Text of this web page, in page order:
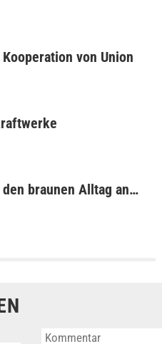
von Union
braunen Alltag an…